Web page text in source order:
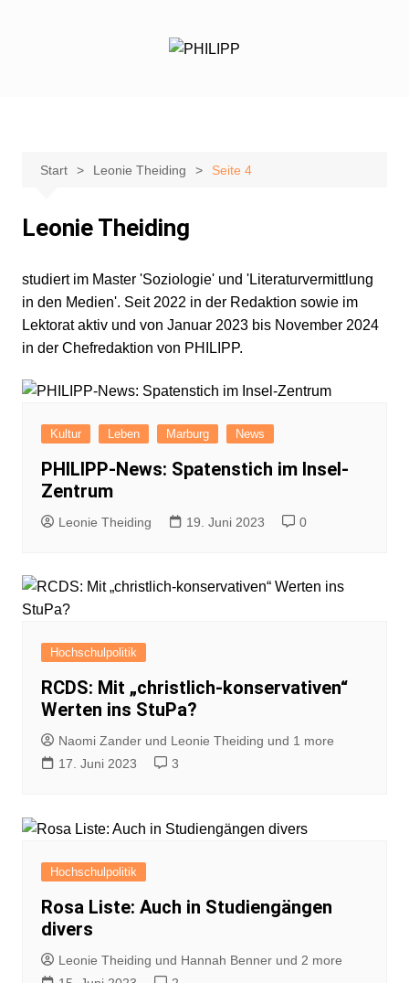
Start Leonie Theiding Seite 4
Leonie Theiding
studiert im Master 'Soziologie' und 'Literaturvermittlung
in den Medien'. Seit 2022 in der Redaktion sowie im
Lektorat aktiv und von Januar 2023 bis November 2024
in der Chefredaktion von PHILIPP.
Kultur Leben Marburg News
PHILIPP-News: Spatenstich im Insel-
Zentrum
Leonie Theiding 19. Juni 2023 0
Hochschulpolitik
RCDS: Mit „christlich-konservativen“
Werten ins StuPa?
Naomi Zander und Leonie Theiding und 1 more
17. Juni 2023
3
Hochschulpolitik
Rosa Liste: Auch in Studiengängen
divers
Leonie Theiding und Hannah Benner und 2 more